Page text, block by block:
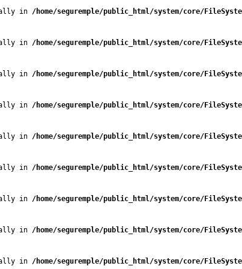
in /home/seguremple/public_html/system/core/
in /home/seguremple/public_html/system/core/
in /home/seguremple/public_html/system/core/
in /home/seguremple/public_html/system/core/
in /home/seguremple/public_html/system/core/
in /home/seguremple/public_html/system/core/
in /home/seguremple/public_html/system/core/
in /home/seguremple/public_html/system/core/
in /home/seguremple/public_html/system/core/